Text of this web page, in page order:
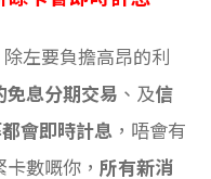
除左要負擔高昂的利
免息分期交易 、及信
會即時計息 ，唔會有
卡數嘅你，所有新消